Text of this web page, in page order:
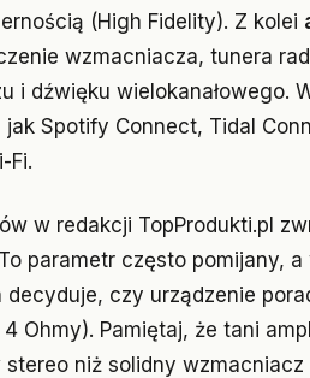
(High Fidelity). Z kolei
wzmacniacza, tunera
i dźwięku wielokanałowego.
Spotify Connect, Tidal
Fi.
w redakcji TopProdukti.pl
parametr często pomijany,
decyduje, czy urządzenie
Ohmy). Pamiętaj, że tani
niż solidny